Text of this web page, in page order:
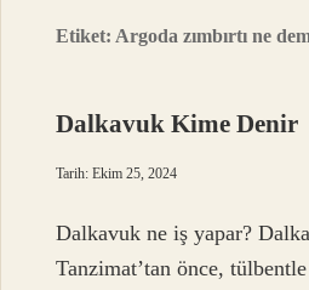
Etiket: Argoda zımbırtı ne
Dalkavuk Kime Denir
Tarih: Ekim 25, 2024
Dalkavuk ne iş yapar?
Tanzimat’tan önce, tülbentle